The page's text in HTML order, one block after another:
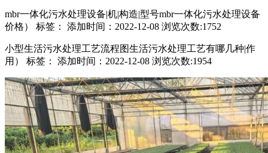
mbr一体化污水处理设备|机|构造|型号mbr一体化污水处理设备
价格） 标签： 添加时间：2022-12-08 浏览次数:1752
小型生活污水处理工艺流程图生活污水处理工艺有哪几种|作
用） 标签： 添加时间：2022-12-08 浏览次数:1954